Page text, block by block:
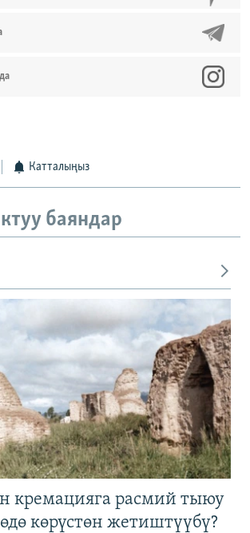
Катталыңыз
баяндар
кремацияга расмий тыюу
көрүстөн жетиштүүбү?